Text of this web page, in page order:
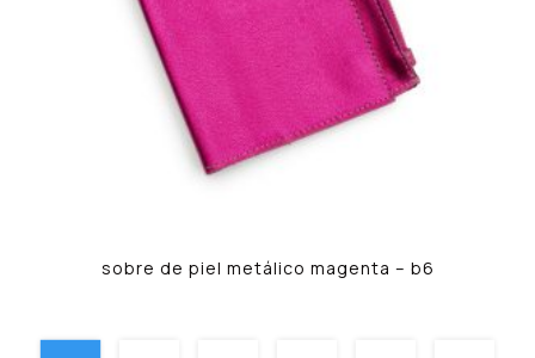
sobre de piel metálico magenta – b6